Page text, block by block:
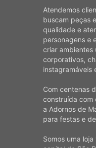
Atendemos
buscam peças
qualidade e
personagens e
criar ambientes
corporativos,
instagramáveis
Com centenas
construída com
a Adornos de
para festas e
Somos uma